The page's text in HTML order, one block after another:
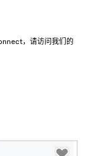
，请访问我们的